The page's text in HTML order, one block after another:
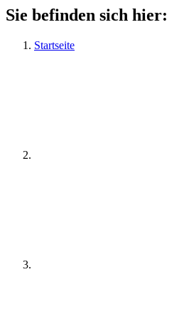
Sie befinden sich hier:
Startseite